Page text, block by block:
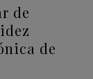
de
de